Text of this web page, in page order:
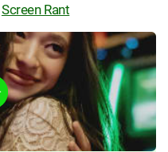
Screen Rant